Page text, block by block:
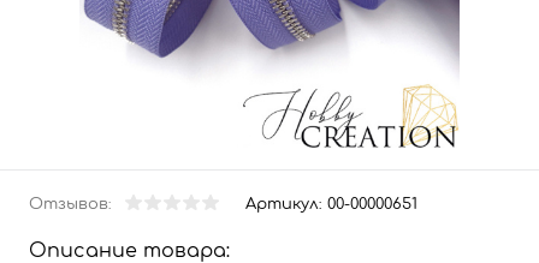
Отзывов: Артикул: 00-00000651
Описание товара: